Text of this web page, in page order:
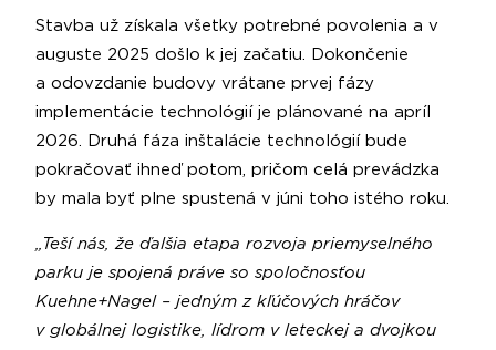
Stavba už získala všetky potrebné povolenia a v
auguste 2025 došlo k jej začatiu. Dokončenie
a odovzdanie budovy vrátane prvej fázy
implementácie technológií je plánované na apríl
2026. Druhá fáza inštalácie technológií bude
pokračovať ihneď potom, pričom celá prevádzka
by mala byť plne spustená v júni toho istého roku.
„Teší nás, že ďalšia etapa rozvoja priemyselného
parku je spojená práve so spoločnosťou
Kuehne+Nagel – jedným z kľúčových hráčov
v globálnej logistike, lídrom v leteckej a dvojkou